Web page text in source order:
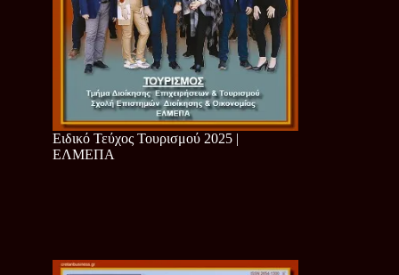
Ειδικό Τεύχος Τουρισμού 2025 |
ΕΛΜΕΠΑ